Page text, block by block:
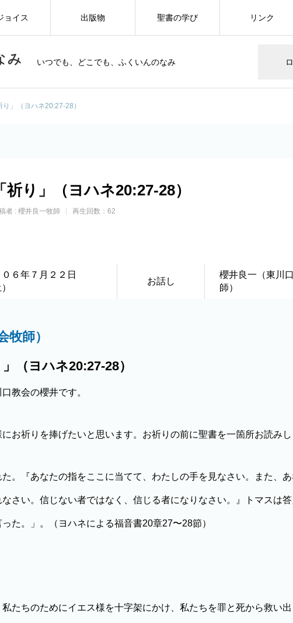
いつでも、どこでも、ふくいんのなみ
ョイス 出版物 聖書の学び リンク
り」（ヨハネ20:27-28）
「祈り」（ヨハネ20:27-28）
者 : 櫻井良一牧師 再生回数：62
０６年７月２２日
お話し
櫻井良一（東川
師）
牧師）
（ヨハネ20:27-28）
教会の櫻井です。
お祈りを捧げたいと思います。お祈りの前に聖書を一箇所お読みし
た。『あなたの指をここに当てて、わたしの手を見なさい。また、
さい。信じない者ではなく、信じる者になりなさい。』トマスは
た。」。（ヨハネによる福音書20章27〜28節）
たちのためにイエス様を十字架にかけ、私たちを罪と死から救い